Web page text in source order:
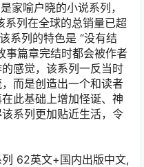
家喻户晓的小说系列，
系列在全球的总销量已超
系列的特色是 “没有结
事篇章完结时都会被作者
感觉，该系列一反当时
而是创造出一个和读者
此基础上增加怪诞、神
系列更加贴近生活，令
62英文+国内出版中文,